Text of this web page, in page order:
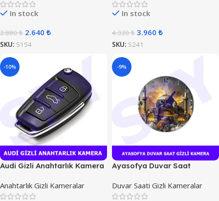
In stock
2.880₺ 2.640 ₺
SKU: S154
In stock
4.320₺ 3.960 ₺
SKU: S241
-10%
Audi Gizli Anahtarlık Kamera
Anahtarlık Gizli Kameralar
-9%
Ayasofya Duvar Saat
Duvar Saati Gizli Kameralar